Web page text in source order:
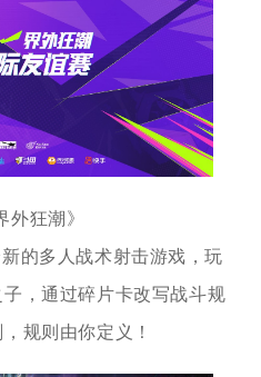
外狂潮》
的多人战术射击游戏，玩
，通过碎片卡改写战斗规
规则由你定义！